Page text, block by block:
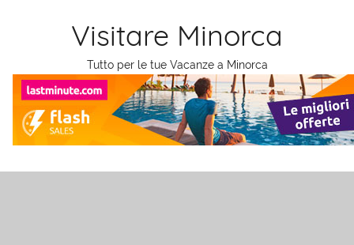
Visitare Minorca
Tutto per le tue Vacanze a Minorca